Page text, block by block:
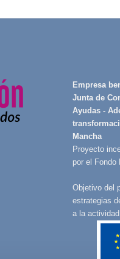
Empresa
Junta de
Ayudas -
Mancha
Proyecto
por el Fondo
Objetivo del
estrategias
a la